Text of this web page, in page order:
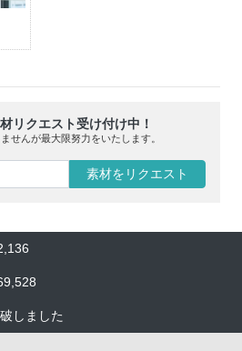
リクエスト受け付け中！
せんが最大限努力をいたします。
素材をリクエスト
しました